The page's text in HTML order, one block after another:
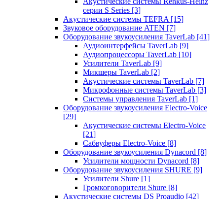
серии S Series [3]
Акустические системы TEFRA [15]
Звуковое оборудование ATEN [7]
Оборудование звукоусиления TaverLab [41]
Аудиоинтерфейсы TaverLab [9]
Аудиопроцессоры TaverLab [10]
Усилители TaverLab [9]
Микшеры TaverLab [2]
Акустические системы TaverLab [7]
Микрофонные системы TaverLab [3]
Системы управления TaverLab [1]
Оборудование звукоусиления Electro-Voice
[29]
Акустические системы Electro-Voice
[21]
Сабвуферы Electro-Voice [8]
Оборудование звукоусиления Dynacord [8]
Усилители мощности Dynacord [8]
Оборудование звукоусиления SHURE [9]
Усилители Shure [1]
Громкоговорители Shure [8]
Акустические системы DS Proaudio [42]